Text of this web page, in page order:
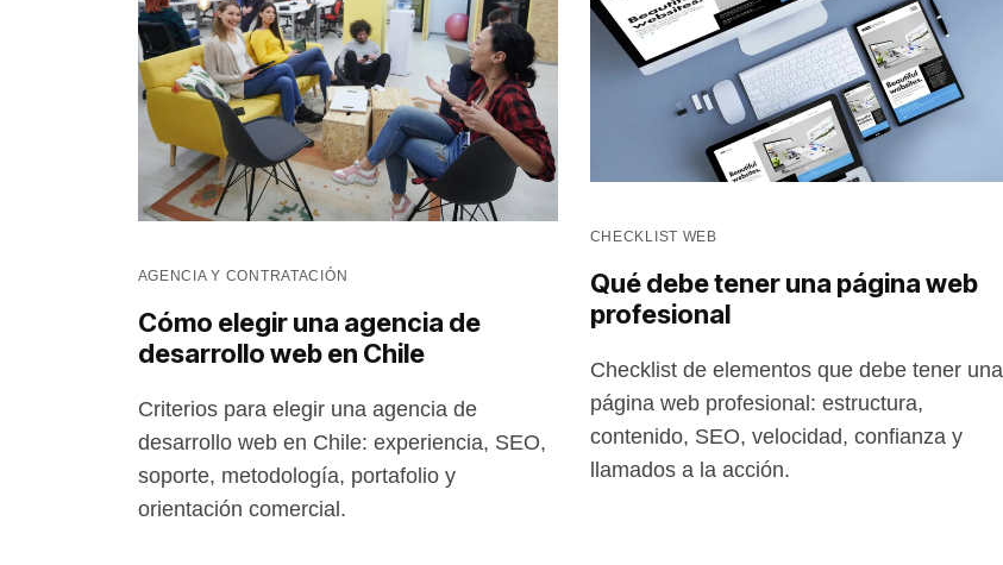
AGENCIA Y CONTRATACIÓN
Cómo elegir una agencia de
desarrollo web en Chile
Criterios para elegir una agencia de
desarrollo web en Chile: experiencia, SEO,
soporte, metodología, portafolio y
orientación comercial.
CHECKLIST WEB
Qué debe tener una página web
profesional
Checklist de elementos que debe tener una
página web profesional: estructura,
contenido, SEO, velocidad, confianza y
llamados a la acción.